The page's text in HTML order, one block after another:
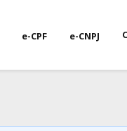
e-CPF e-CNPJ